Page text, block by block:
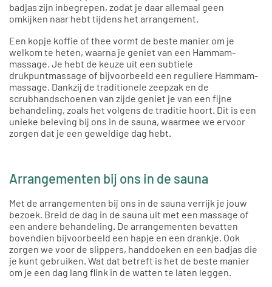
badjas zijn inbegrepen, zodat je daar allemaal geen
omkijken naar hebt tijdens het arrangement.
Een kopje koffie of thee vormt de beste manier om je
welkom te heten, waarna je geniet van een Hammam-
massage. Je hebt de keuze uit een subtiele
drukpuntmassage of bijvoorbeeld een reguliere Hammam-
massage. Dankzij de traditionele zeepzak en de
scrubhandschoenen van zijde geniet je van een fijne
behandeling, zoals het volgens de traditie hoort. Dit is een
unieke beleving bij ons in de sauna, waarmee we ervoor
zorgen dat je een geweldige dag hebt.
Arrangementen bij ons in de sauna
Met de arrangementen bij ons in de sauna verrijk je jouw
bezoek. Breid de dag in de sauna uit met een massage of
een andere behandeling. De arrangementen bevatten
bovendien bijvoorbeeld een hapje en een drankje. Ook
zorgen we voor de slippers, handdoeken en een badjas die
je kunt gebruiken. Wat dat betreft is het de beste manier
om je een dag lang flink in de watten te laten leggen.